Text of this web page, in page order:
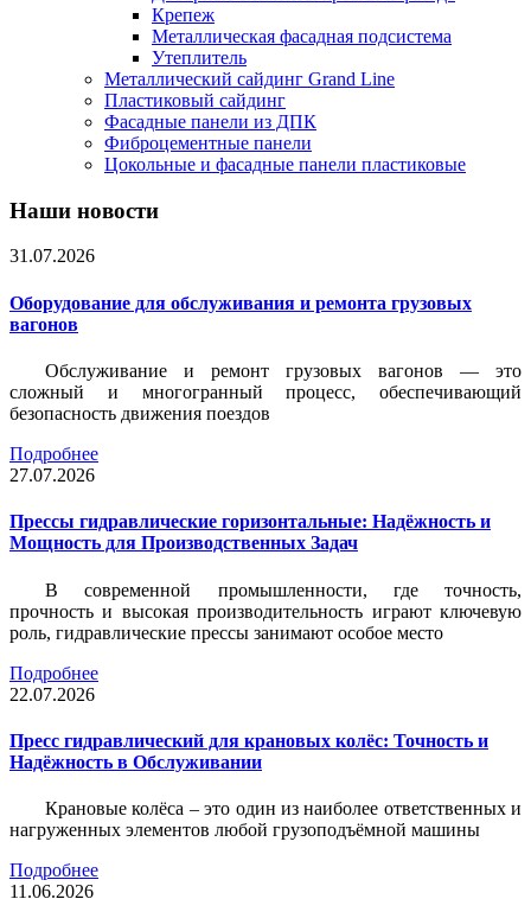
Крепеж
Металлическая фасадная подсистема
Утеплитель
Металлический сайдинг Grand Line
Пластиковый сайдинг
Фасадные панели из ДПК
Фиброцементные панели
Цокольные и фасадные панели пластиковые
Наши новости
31.07.2026
Оборудование для обслуживания и ремонта грузовых
вагонов
Обслуживание и ремонт грузовых вагонов — это
сложный и многогранный процесс, обеспечивающий
безопасность движения поездов
Подробнее
27.07.2026
Прессы гидравлические горизонтальные: Надёжность и
Мощность для Производственных Задач
В современной промышленности, где точность,
прочность и высокая производительность играют ключевую
роль, гидравлические прессы занимают особое место
Подробнее
22.07.2026
Пресс гидравлический для крановых колёс: Точность и
Надёжность в Обслуживании
Крановые колёса – это один из наиболее ответственных и
нагруженных элементов любой грузоподъёмной машины
Подробнее
11.06.2026